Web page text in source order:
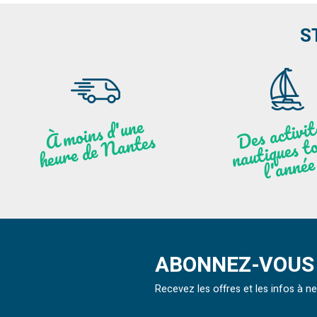
À
moi
ns
d'u
ne
heu
re
de
N
a
ntes quesnée
ABONNEZ-
Recevez les offres et les infos à